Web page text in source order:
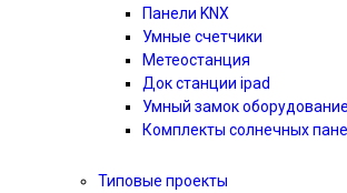
Панели KNX
Умные счетчики
Метеостанция
Док станции ipad
Умный замок оборудование
Комплекты солнечных
Типовые проекты